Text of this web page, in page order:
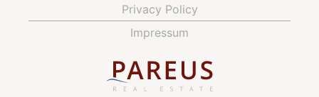
Privacy Policy
Impressum